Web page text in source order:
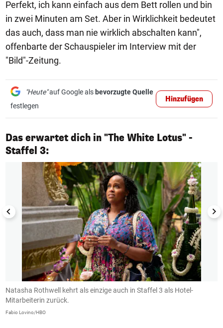
Perfekt, ich kann einfach aus dem Bett rollen und bin
in zwei Minuten am Set. Aber in Wirklichkeit bedeutet
das auch, dass man nie wirklich abschalten kann",
offenbarte der Schauspieler im Interview mit der
"Bild"-Zeitung.
"Heute"auf Google als bevorzugte Quelle
festlegen
Hinzufügen
Das erwartet dich in "The White Lotus" -
Staffel 3:
1/4
Natasha Rothwell kehrt als einzige auch in Staffel 3 als Hotel-
Mitarbeiterin zurück.
Fabio Lovino/HBO